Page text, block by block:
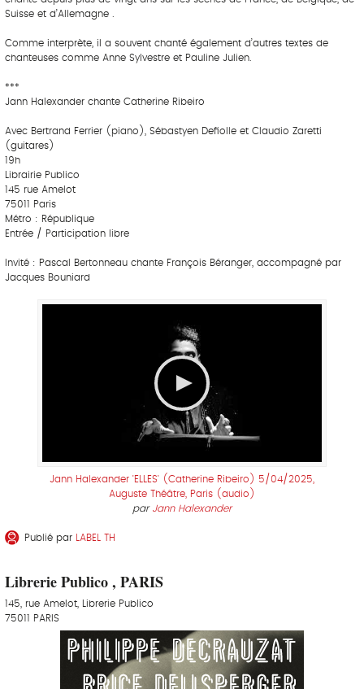
Suisse et d’Allemagne .
Comme interprète, il a souvent chanté également d’autres textes de
chanteuses comme Anne Sylvestre et Pauline Julien.
***
Jann Halexander chante Catherine Ribeiro
Avec Bertrand Ferrier (piano), Sébastyen Defiolle et Claudio Zaretti
(guitares)
19h
Librairie Publico
145 rue Amelot
75011 Paris
Métro : République
Entrée / Participation libre
Invité : Pascal Bertonneau chante François Béranger, accompagné par
Jacques Bouniard
Jann Halexander 'ELLES' (Catherine Ribeiro) 5/04/2025,
Auguste Théâtre, Paris (audio)
par Jann Halexander
Publié par LABEL TH
Librerie Publico , PARIS
145, rue Amelot, Librerie Publico
75011 PARIS